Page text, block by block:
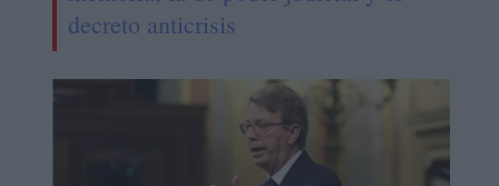
decreto anticrisis